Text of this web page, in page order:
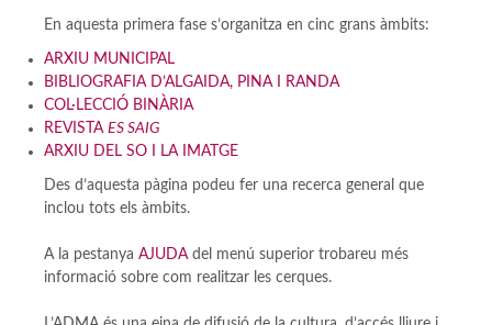
En aquesta primera fase s’organitza en cinc grans àmbits:
ARXIU MUNICIPAL
BIBLIOGRAFIA D’ALGAIDA, PINA I RANDA
COL·LECCIÓ BINÀRIA
REVISTA ES SAIG
ARXIU DEL SO I LA IMATGE
Des d’aquesta pàgina podeu fer una recerca general que
inclou tots els àmbits.
A la pestanya AJUDAdel menú superior trobareu més
informació sobre com realitzar les cerques.